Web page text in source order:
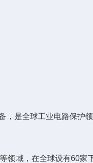
是全球工业电路保护领
领域，在全球设有60